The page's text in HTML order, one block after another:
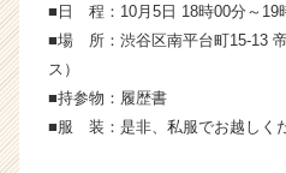
ア
（C
e
■日 程：10月5日 18時00分～19
■場 所：渋谷区南平台町15-13
ス）
■持参物：履歴書
■服 装：是非、私服でお越しく